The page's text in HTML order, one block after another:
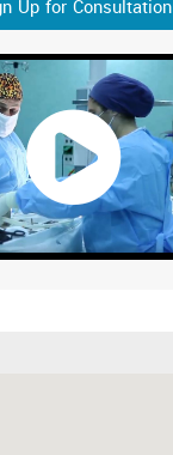
Up for Consultation